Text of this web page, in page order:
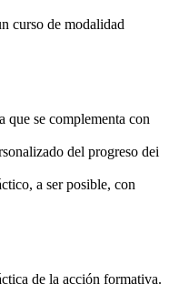
curso de modalidad
que se complementa con
del progreso dei
a ser posible, con
de la acción formativa.